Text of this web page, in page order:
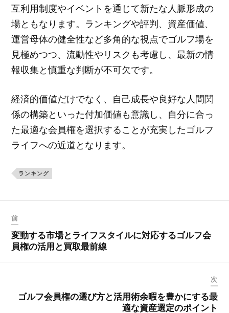
互利用制度やイベントを通じて新たな人脈形成の
場ともなります。ランキングや評判、資産価値、
運営母体の健全性など多角的な視点でゴルフ場を
見極めつつ、流動性やリスクも考慮し、最新の情
報収集と慎重な判断が不可欠です。
経済的価値だけでなく、自己成長や良好な人間関
係の構築といった付加価値も意識し、自分に合っ
た最適な会員権を選択することが充実したゴルフ
ライフへの近道となります。
ランキング
前
変動する市場とライフスタイルに対応するゴルフ会
員権の活用と買取最前線
次
ゴルフ会員権の選び方と活用術余暇を豊かにする最
適な資産選定のポイント